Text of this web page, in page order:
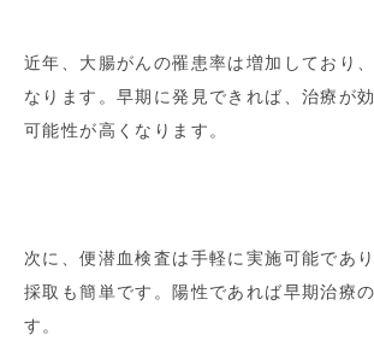
近年、大腸がんの罹患率は増加しており
なります。早期に発見できれば、治療が
可能性が高くなります。
次に、便潜血検査は手軽に実施可能であ
採取も簡単です。陽性であれば早期治療
す。